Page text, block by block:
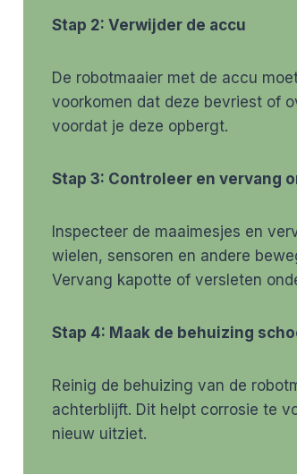
Stap 2: Verwijder de accu
De robotmaaier met de accu
voorkomen dat deze bevriest of
voordat je deze opbergt.
Stap 3: Controleer en vervang
Inspecteer de maaimesjes en
wielen, sensoren en andere
Vervang kapotte of versleten
Stap 4: Maak de behuizing
Reinig de behuizing van de
achterblijft. Dit helpt corrosie te
nieuw uitziet.